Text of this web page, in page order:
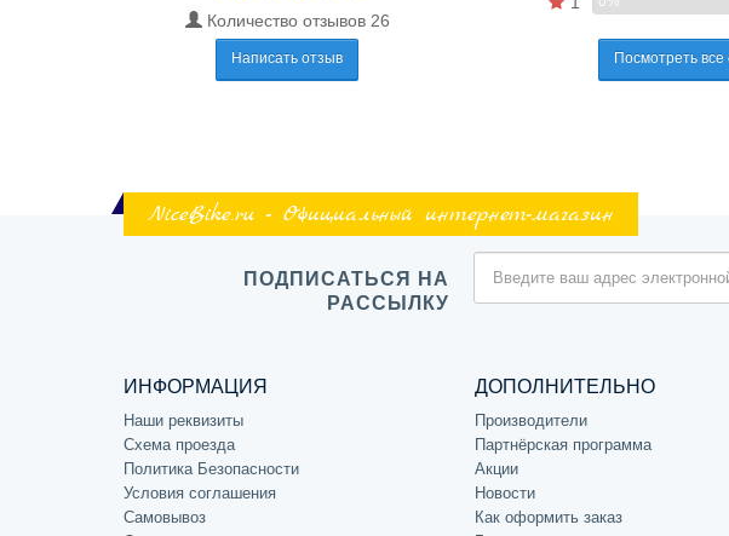
Количество отзывов 26
Написать отзыв Посмотреть
NiceBike.ru - Официальный интернет-магазин
ПОДПИСАТЬСЯ НА
РАССЫЛКУ
ИНФОРМАЦИЯ
Наши реквизиты
Схема проезда
Политика Безопасности
Условия соглашения
Самовывоз
ДОПОЛНИТЕЛЬНО
Производители
Партнёрская программа
Акции
Новости
Как оформить заказ